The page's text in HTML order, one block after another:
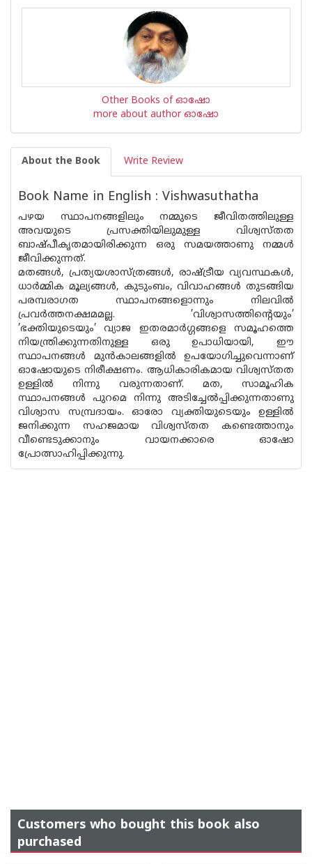
Other Books of ഓഷോ
more about author ഓഷോ
About the Book Write Review
Book Name in English : Vishwasuthatha
പഴയ സ്ഥാപനങ്ങളിലും നമ്മുടെ ജീവിതത്തിലുള്ള
അവയുടെ പ്രസക്തിയിലുമുള്ള വിശ്വസ്തത
ബാഷ്പീകൃതമായിരിക്കുന്ന ഒരു സമയത്താണു നമ്മൾ
ജീവിക്കുന്നത്.
മതങ്ങൾ, പ്രത്യയശാസ്ത്രങ്ങൾ, രാഷ്ട്രീയ വ്യവസ്ഥകൾ,
ധാർമ്മിക മൂല്യങ്ങൾ, കുടുംബം, വിവാഹങ്ങൾ തുടങ്ങിയ
പരമ്പരാഗത സ്ഥാപനങ്ങളൊന്നും നിലവിൽ
പ്രവർത്തനക്ഷമമല്ല. ’വിശ്വാസത്തിൻ്റെയും’
’ഭക്തിയുടെയും’ വ്യാജ ഇതരമാർഗ്ഗങ്ങളെ സമൂഹത്തെ
നിയന്ത്രിക്കുന്നതിനുള്ള ഒരു ഉപാധിയായി, ഈ
സ്ഥാപനങ്ങൾ മുൻകാലങ്ങളിൽ ഉപയോഗിച്ചുവെന്നാണ്
ഓഷോയുടെ നിരീക്ഷണം. ആധികാരികമായ വിശ്വസ്തത
ഉള്ളിൽ നിന്നു വരുന്നതാണ്. മത, സാമൂഹിക
സ്ഥാപനങ്ങൾ പുറമെ നിന്നു അടിച്ചേൽപ്പിക്കുന്നതാണു
വിശ്വാസ സമ്പ്രദായം. ഓരോ വ്യക്തിയുടെയും ഉള്ളിൽ
ജനിക്കുന്ന സഹജമായ വിശ്വസ്തത കണ്ടെത്താനും
വീണ്ടെടുക്കാനും വായനക്കാരെ ഓഷോ
പ്രോത്സാഹിപ്പിക്കുന്നു.
Customers who bought this book also
purchased